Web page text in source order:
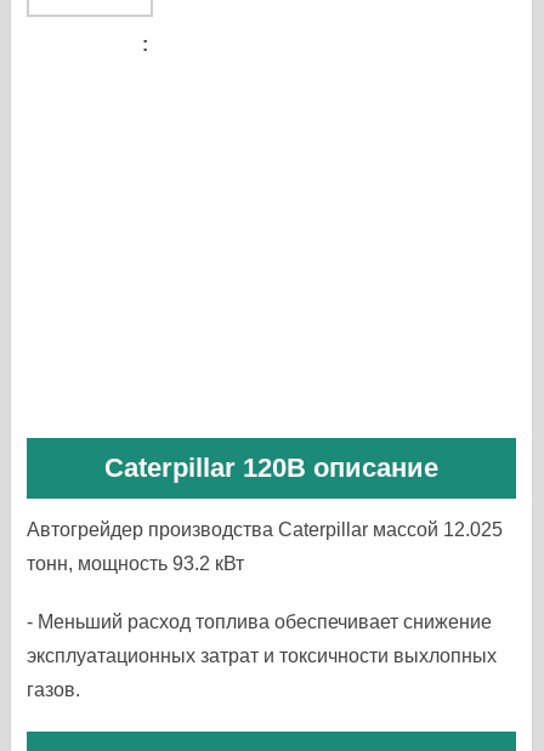
Caterpillar 120B описание
Автогрейдер производства Caterpillar массой 12.025
тонн, мощность 93.2 кВт
- Меньший расход топлива обеспечивает снижение
эксплуатационных затрат и токсичности выхлопных
газов.